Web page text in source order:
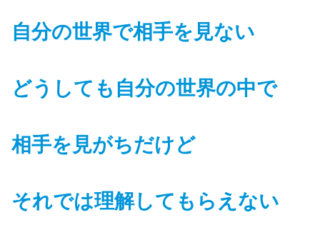
自分の世界で相手を見ない
どうしても自分の世界の中で
相手を見がちだけど
それでは理解してもらえない